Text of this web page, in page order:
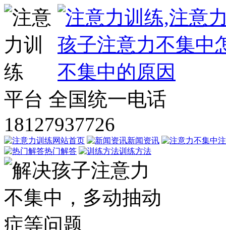
平台 全国统一电话
18127937726
网站首页 新闻资讯
热门解答
训练方法